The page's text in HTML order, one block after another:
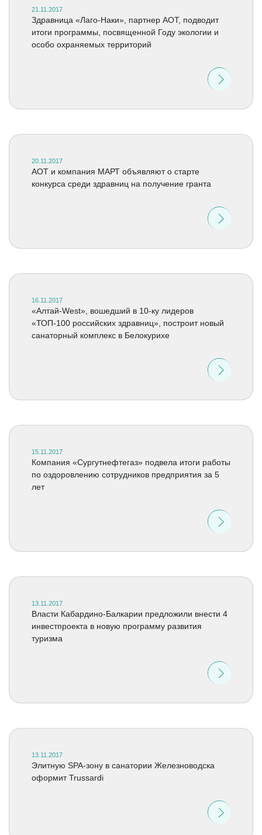
21.11.2017
Здравница «Лаго-Наки», партнер АОТ, подводит
итоги программы, посвященной Году экологии и
особо охраняемых территорий
20.11.2017
АОТ и компания МАРТ объявляют о старте
конкурса среди здравниц на получение гранта
16.11.2017
«Алтай-West», вошедший в 10-ку лидеров
«ТОП-100 российских здравниц», построит новый
санаторный комплекс в Белокурихе
15.11.2017
Компания «Сургутнефтегаз» подвела итоги работы
по оздоровлению сотрудников предприятия за 5
лет
13.11.2017
Власти Кабардино-Балкарии предложили внести 4
инвестпроекта в новую программу развития
туризма
13.11.2017
Элитную SPA-зону в санатории Железноводска
оформит Trussardi